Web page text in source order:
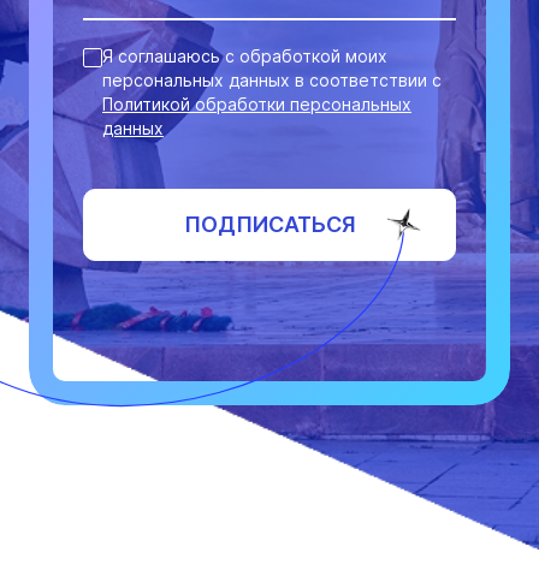
Я соглашаюсь с обработкой моих
персональных данных в соответствии с
Политикой обработки персональных
данных
ПОДПИСАТЬСЯ